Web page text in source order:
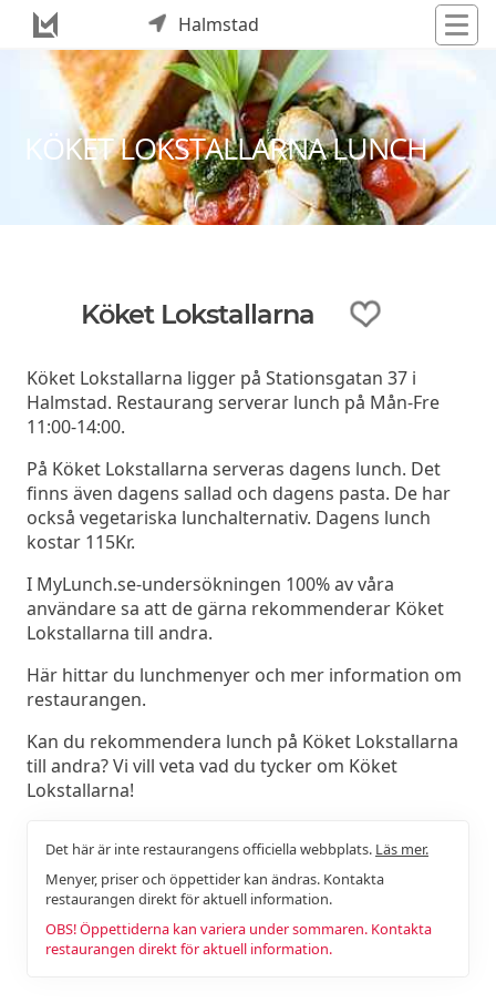
Halmstad
KÖKET LOKSTALLARNA LUNCH
Köket Lokstallarna
Köket Lokstallarna ligger på Stationsgatan 37 i
Halmstad. Restaurang serverar lunch på Mån-Fre
11:00-14:00.
På Köket Lokstallarna serveras dagens lunch. Det
finns även dagens sallad och dagens pasta. De har
också vegetariska lunchalternativ. Dagens lunch
kostar 115Kr.
I MyLunch.se-undersökningen 100% av våra
användare sa att de gärna rekommenderar Köket
Lokstallarna till andra.
Här hittar du lunchmenyer och mer information om
restaurangen.
Kan du rekommendera lunch på Köket Lokstallarna
till andra? Vi vill veta vad du tycker om Köket
Lokstallarna!
Det här är inte restaurangens officiella webbplats. Läs mer.
Menyer, priser och öppettider kan ändras. Kontakta
restaurangen direkt för aktuell information.
OBS! Öppettiderna kan variera under sommaren. Kontakta
restaurangen direkt för aktuell information.